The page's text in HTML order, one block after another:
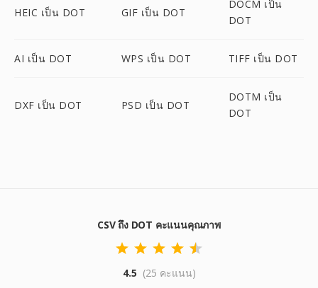
HEIC เป็น DOT GIF เป็น DOT
DOCM เป็น
DOT
AI เป็น DOT WPS เป็น DOT TIFF เป็น DOT
DXF เป็น DOT PSD เป็น DOT
DOTM เป็น
DOT
CSV ถึง DOT คะแนนคุณภาพ
4.5 (25 คะแนน)